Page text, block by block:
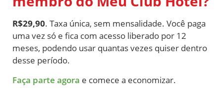
R$29,90. Taxa única, sem mensalidade. Você paga
uma vez só e fica com acesso liberado por 12
meses, podendo usar quantas vezes quiser dentro
desse período.
Faça parte agora e comece a economizar.